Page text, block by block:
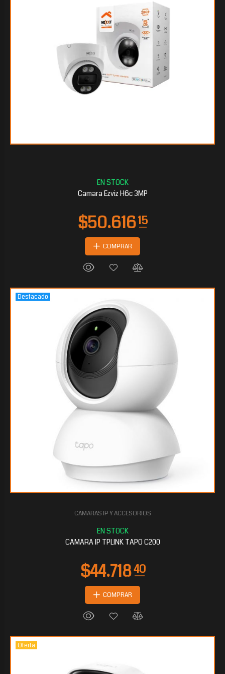
Camara Ezviz H6c 3MP
COMPRAR
Destacado
CAMARAS IP Y ACCESORIOS
CAMARA IP TPLINK TAPO C200
COMPRAR
Oferta